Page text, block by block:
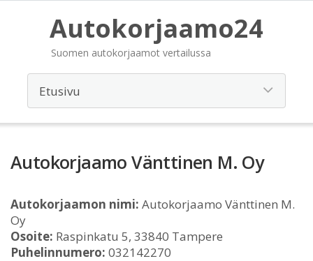
Autokorjaamo24
Suomen autokorjaamot vertailussa
Autokorjaamo Vänttinen M. Oy
Autokorjaamon nimi: Autokorjaamo Vänttinen M.
Oy
Osoite: Raspinkatu 5, 33840 Tampere
Puhelinnumero: 032142270